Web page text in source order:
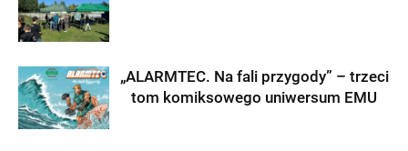
„ALARMTEC. Na fali przygody” – trzeci
tom komiksowego uniwersum EMU